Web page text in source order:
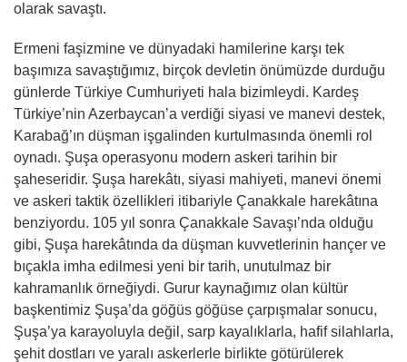
olarak savaştı.
Ermeni faşizmine ve dünyadaki hamilerine karşı tek
başımıza savaştığımız, birçok devletin önümüzde durduğu
günlerde Türkiye Cumhuriyeti hala bizimleydi. Kardeş
Türkiye’nin Azerbaycan’a verdiği siyasi ve manevi destek,
Karabağ’ın düşman işgalinden kurtulmasında önemli rol
oynadı. Şuşa operasyonu modern askeri tarihin bir
şaheseridir. Şuşa harekâtı, siyasi mahiyeti, manevi önemi
ve askeri taktik özellikleri itibariyle Çanakkale harekâtına
benziyordu. 105 yıl sonra Çanakkale Savaşı’nda olduğu
gibi, Şuşa harekâtında da düşman kuvvetlerinin hançer ve
bıçakla imha edilmesi yeni bir tarih, unutulmaz bir
kahramanlık örneğiydi. Gurur kaynağımız olan kültür
başkentimiz Şuşa’da göğüs göğüse çarpışmalar sonucu,
Şuşa’ya karayoluyla değil, sarp kayalıklarla, hafif silahlarla,
şehit dostları ve yaralı askerlerle birlikte götürülerek